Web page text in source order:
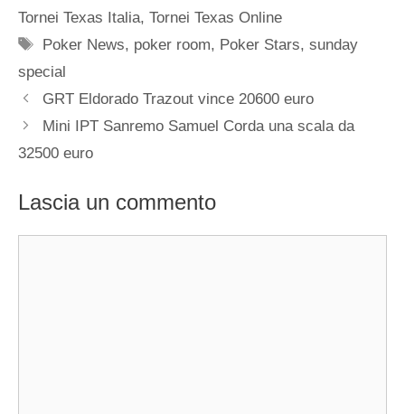
Tornei Texas Italia, Tornei Texas Online
Tag
Poker News, poker room, Poker Stars,sunday
special
GRT Eldorado Trazout vince 20600 euro
Mini IPT Sanremo Samuel Corda una scala da
32500 euro
Lascia un commento